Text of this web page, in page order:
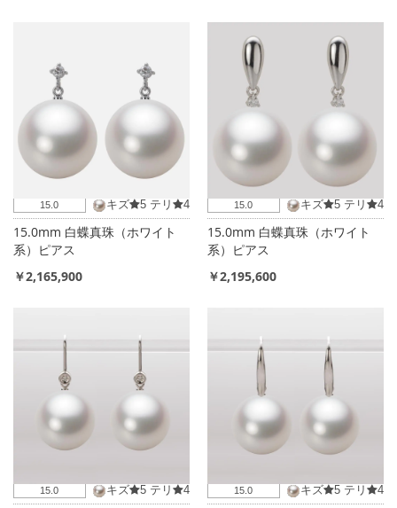
15.0 キズ 5 テリ 4
15.0mm 白蝶真珠（ホワイト
系）ピアス
￥2,165,900
15.0 キズ 5 テリ 4
15.0mm 白蝶真珠（ホワイト
系）ピアス
￥2,195,600
15.0 キズ 5 テリ 4 15.0 キズ 5 テリ 4